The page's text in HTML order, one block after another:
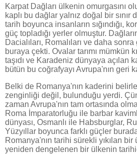
Karpat Dağları ülkenin omurgasını
kaplı bu dağlar yalnız doğal bir sınır
tarih boyunca insanların sığındığı,
güç topladığı yerler olmuştur.
Dacialıları, Romalıları ve daha
buraya çekti. Ovalar tarımı mümkün
taşıdı ve Karadeniz dünyaya açılan
bütün bu coğrafyayı Avrupa'nın geri
Belki de Romanya'nın kaderini
zenginliği değil, bulunduğu yerdi.
zaman Avrupa'nın tam ortasında
Roma İmparatorluğu ile barbar
dünyası, Osmanlı ile Habsburglar,
Yüzyıllar boyunca farklı güçler
Romanya'nın tarihi sürekli yıkılan
yeniden dengelenen bir ülkenin